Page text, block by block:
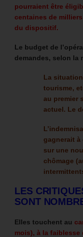
pourraient être
centaines de
du dispositif.
Le budget de
demandes, selon la
La
tourisme,
au premier
actuel. Le
gagnerait
sur une
chômage
LES
SONT
Elles touchent au
mois), à la faiblesse